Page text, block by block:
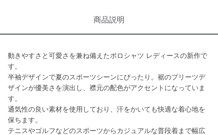
商品説明
動きやすさと可愛さを兼ね備えたポロシャツ レディースの新作で
す。
半袖デザインで夏のスポーツシーンにぴったり。裾のプリーツデ
ザインが優美さを演出し、襟元の配色がアクセントになっていま
す。
通気性の良い素材を使用しており、汗をかいても快適な着心地を
保ちます。
テニスやゴルフなどのスポーツからカジュアルな普段着まで幅広